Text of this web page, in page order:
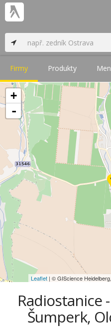
Firmy Produkty
+
-
Leaflet | © GIScience
Radiostanice
Šumperk,